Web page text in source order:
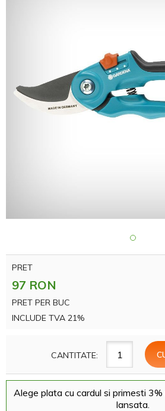
PRET
97 RON
PRET PER BUC
INCLUDE TVA 21%
CANTITATE:
Alege plata cu cardul si primesti
lansata.